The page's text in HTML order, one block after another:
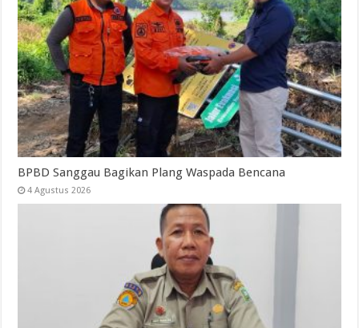
BPBD Sanggau Bagikan Plang Waspada Bencana
4 Agustus 2026